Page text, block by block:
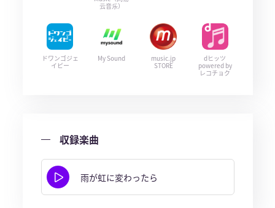
云音乐）
ドワンゴジェ
イピー
My Sound
music.jp
STORE
dヒッツ
powered by
レコチョク
収録楽曲
雨が虹に変わったら